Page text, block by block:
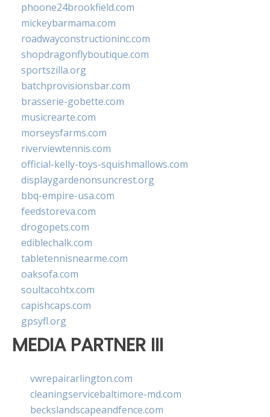
phoone24brookfield.com
mickeybarmama.com
roadwayconstructioninc.com
shopdragonflyboutique.com
sportszilla.org
batchprovisionsbar.com
brasserie-gobette.com
musicrearte.com
morseysfarms.com
riverviewtennis.com
official-kelly-toys-squishmallows.com
displaygardenonsuncrest.org
bbq-empire-usa.com
feedstoreva.com
drogopets.com
ediblechalk.com
tabletennisnearme.com
oaksofa.com
soultacohtx.com
capishcaps.com
gpsyfl.org
MEDIA PARTNER III
vwrepairarlington.com
cleaningservicebaltimore-md.com
beckslandscapeandfence.com